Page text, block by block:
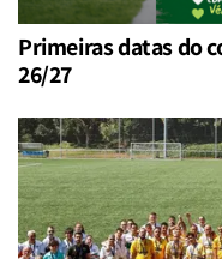
Primeiras datas do
26/27